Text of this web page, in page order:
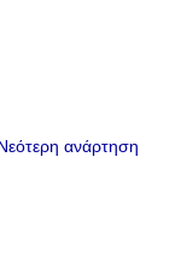
ανάρτηση